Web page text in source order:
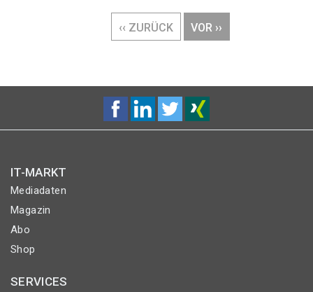
VORHERIGE
SEITE
‹‹ ZURÜCK
NÄCHSTE
SEITE
VOR ››
IT-MARKT
Mediadaten
Magazin
Abo
Shop
SERVICES